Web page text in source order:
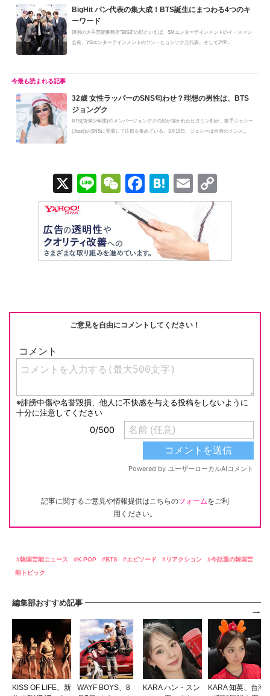
BigHit パン代表の集大成！BTS誕生にまつわる4つのキ
ーワード
韓国の大手芸能事務所"BIG3"の顔といえば、SMエンターテインメントのイ・スマン
会長、YGエンターテインメントのヤン・ヒョンソク元代表、そしてJYP...
32歳 女性ラッパーのSNS匂わせ？理想の男性は、BTS
ジョングク
BTS(防弾少年団)のメンバージョングクの顔が描かれたビタミン剤が、歌手ジェシー
(Jessi)のSNSに登場して注目を集めている。3月19日、ジェシーは自身のインス...
X
Li
n
e
W
e
C
at
F
a
c
e
b
k
H
at
e
n
a
E
m
ail
o
Li
ご意見を自由にコメントしてください！
記事に関するご意見や情報提供はこちらのフォームをご利
用ください。
韓国芸能ニュース K-POP BTS エピソード リアクション
今話題の韓国芸
能トピック
編集部おすすめ記事
KISS OF LIFE、新
WAYF BOYS、8
KARA ハン・スン
KARA 知英、台湾